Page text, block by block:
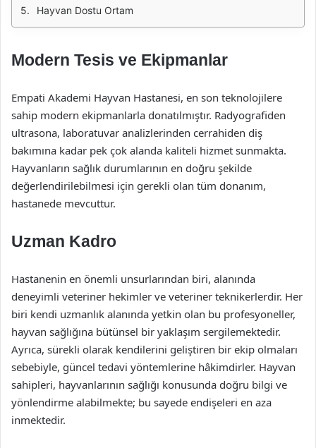
Hayvan Dostu Ortam
Modern Tesis ve Ekipmanlar
Empati Akademi Hayvan Hastanesi, en son teknolojilere
sahip modern ekipmanlarla donatılmıştır. Radyografiden
ultrasona, laboratuvar analizlerinden cerrahiden diş
bakımına kadar pek çok alanda kaliteli hizmet sunmakta.
Hayvanların sağlık durumlarının en doğru şekilde
değerlendirilebilmesi için gerekli olan tüm donanım,
hastanede mevcuttur.
Uzman Kadro
Hastanenin en önemli unsurlarından biri, alanında
deneyimli veteriner hekimler ve veteriner teknikerlerdir. Her
biri kendi uzmanlık alanında yetkin olan bu profesyoneller,
hayvan sağlığına bütünsel bir yaklaşım sergilemektedir.
Ayrıca, sürekli olarak kendilerini geliştiren bir ekip olmaları
sebebiyle, güncel tedavi yöntemlerine hâkimdirler. Hayvan
sahipleri, hayvanlarının sağlığı konusunda doğru bilgi ve
yönlendirme alabilmekte; bu sayede endişeleri en aza
inmektedir.